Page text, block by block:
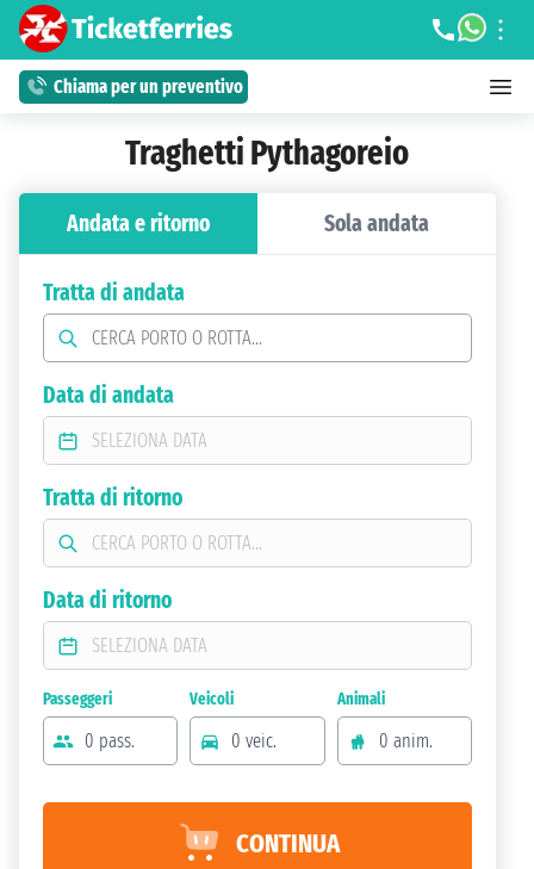
Chiama per un preventivo
Traghetti Pythagoreio
Andata e ritorno Sola andata
Tratta di andata
Data di andata
Tratta di ritorno
Data di ritorno
Passeggeri
0 pass.
Veicoli
0 veic.
Animali
0 anim.
CONTINUA